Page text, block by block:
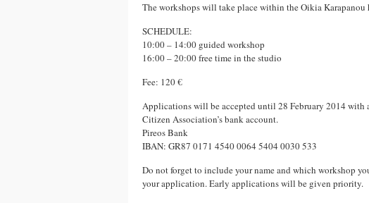
The workshops will take place within the Oikia Karapanou
SCHEDULΕ:
10:00 – 14:00 guided workshop
16:00 – 20:00 free time in the studio
Fee: 120 €
Applications will be accepted until 28 February 2014
Citizen Association’s bank account.
Pireos Bank
IBAN: GR87 0171 4540 0064 5404 0030 533
Do not forget to include your name and which workshop
your application. Early applications will be given priority.